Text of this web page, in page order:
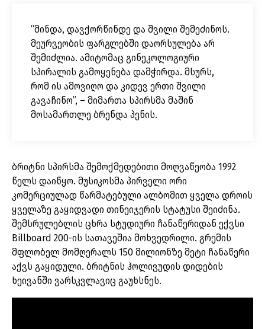
“მინდა, დავქორწინდე და შვილი შემეძინოს.
მეურვეობის ფარგლებში დაორსულება არ
შემიძლია. ამიტომაც გინეკოლოგიური
სპირალის გამოყენება დამჭირდა. მსურს,
რომ ის ამოვიღო და კიდევ ერთი შვილი
გავაჩინო”, – მიმართა სპირსმა მაშინ
მოსამართლე ბრენდა პენის.
ბრიტნი სპირსმა შემოქმედებითი მოღვაწეობა 1992
წელს დაიწყო. მუსიკოსმა პირველი ორი
კომერციულად წარმატებული ალბომით ყველა დროის
ყველაზე გაყიდვადი თინეიჯერის სტატუსი შეიძინა.
შემსრულებლის ცხრა სტუდიური ჩანაწერიდან ექვსი
Billboard 200-ის სათავეშია მოხვედრილი. გრემის
მფლობელ მომღერალს 150 მილიონზე მეტი ჩანაწერი
აქვს გაყიდული. ბრიტნის ჰოლივუდის დიდების
ხეივანში ვარსკვლავიც გაუხსნეს.